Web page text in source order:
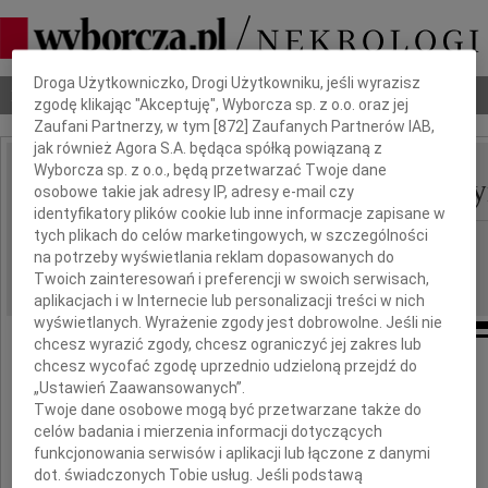
Nekrologi Odeszli Poradnik pogrzebowy
IMIĘ I NAZWISKO: Alojzy Trapszo-
REGION: Poznań
DATA EMISJI: 14.03.2018
Z głębokim żalem zawiadamiamy,
że w dniu 9 marca 2018 roku
w wieku 87 lat
odszedł nasz ukochany Mąż, Tata i Dziadek
Dbamy o Twoją prywatność
Droga Użytkowniczko, Drogi Użytkowniku, jeśli wyrazisz
zgodę klikając "Akceptuję", Wyborcza sp. z o.o. oraz jej
Zaufani Partnerzy, w tym [872 ] Zaufanych Partnerów IAB,
jak również Agora S.A. będąca spółką powiązaną z
Wyborcza sp. z o.o., będą przetwarzać Twoje dane
osobowe takie jak adresy IP, adresy e-mail czy
identyfikatory plików cookie lub inne informacje zapisane w
tych plikach do celów marketingowych, w szczególności
na potrzeby wyświetlania reklam dopasowanych do
Twoich zainteresowań i preferencji w swoich serwisach,
aplikacjach i w Internecie lub personalizacji treści w nich
wyświetlanych. Wyrażenie zgody jest dobrowolne. Jeśli nie
chcesz wyrazić zgody, chcesz ograniczyć jej zakres lub
chcesz wycofać zgodę uprzednio udzieloną przejdź do
„Ustawień Zaawansowanych”.
Twoje dane osobowe mogą być przetwarzane także do
celów badania i mierzenia informacji dotyczących
funkcjonowania serwisów i aplikacji lub łączone z danymi
dot. świadczonych Tobie usług. Jeśli podstawą